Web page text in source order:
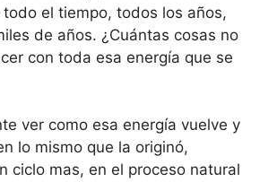
el tiempo, todos los años,
de años. ¿Cuántas cosas no
con toda esa energía que se
ver como esa energía vuelve y
lo mismo que la originó,
ciclo mas, en el proceso natural